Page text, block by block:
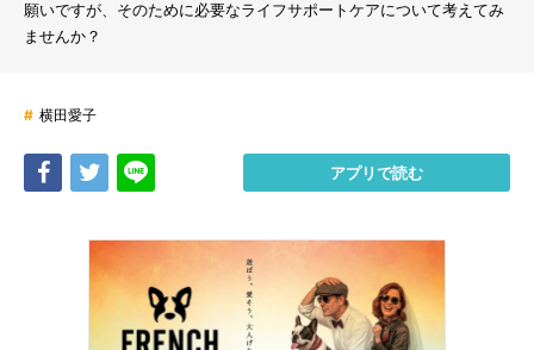
願いですが、そのために必要なライフサポートケアについて考えてみ
ませんか？
# 横田愛子
Share Tweet アプリで読む